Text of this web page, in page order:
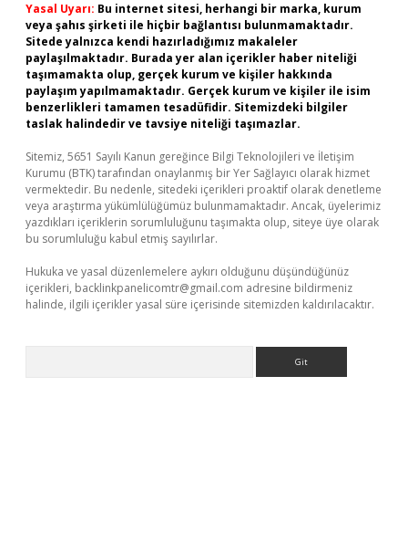
Yasal Uyarı: Bu internet sitesi, herhangi bir marka, kurum
veya şahıs şirketi ile hiçbir bağlantısı bulunmamaktadır.
Sitede yalnızca kendi hazırladığımız makaleler
paylaşılmaktadır. Burada yer alan içerikler haber niteliği
taşımamakta olup, gerçek kurum ve kişiler hakkında
paylaşım yapılmamaktadır. Gerçek kurum ve kişiler ile isim
benzerlikleri tamamen tesadüfidir. Sitemizdeki bilgiler
taslak halindedir ve tavsiye niteliği taşımazlar.
Sitemiz, 5651 Sayılı Kanun gereğince Bilgi Teknolojileri ve İletişim
Kurumu (BTK) tarafından onaylanmış bir Yer Sağlayıcı olarak hizmet
vermektedir. Bu nedenle, sitedeki içerikleri proaktif olarak denetleme
veya araştırma yükümlülüğümüz bulunmamaktadır. Ancak, üyelerimiz
yazdıkları içeriklerin sorumluluğunu taşımakta olup, siteye üye olarak
bu sorumluluğu kabul etmiş sayılırlar.
Hukuka ve yasal düzenlemelere aykırı olduğunu düşündüğünüz
içerikleri, backlinkpanelicomtr@gmail.com adresine bildirmeniz
halinde, ilgili içerikler yasal süre içerisinde sitemizden kaldırılacaktır.